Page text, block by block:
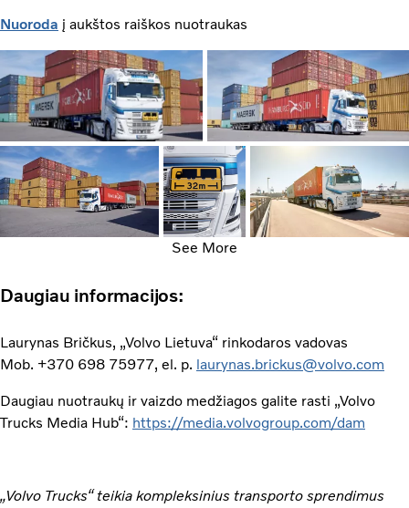
Nuoroda į aukštos raiškos nuotraukas
See More
Daugiau informacijos:
Laurynas Bričkus, „Volvo Lietuva“ rinkodaros vadovas
Mob. +370 698 75977, el. p. laurynas.brickus@volvo.com
Daugiau nuotraukų ir vaizdo medžiagos galite rasti „Volvo
Trucks Media Hub“: https://media.volvogroup.com/dam
„Volvo Trucks“ teikia kompleksinius transporto sprendimus